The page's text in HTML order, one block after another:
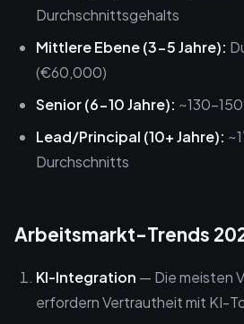
Durchschnittsgehalts
Mittlere Ebene (3-5 Jahre):
(€60,000)
Senior (6-10 Jahre): ~130-
Lead/Principal (10+ Jahre):
Durchschnitts
Arbeitsmarkt-Trends
KI-Integration — Die meisten
erfordern Vertrautheit mit KI-